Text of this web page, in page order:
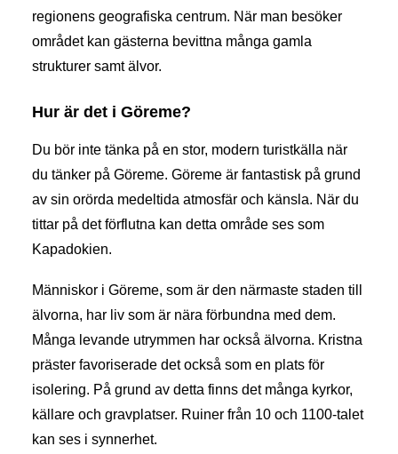
regionens geografiska centrum. När man besöker
området kan gästerna bevittna många gamla
strukturer samt älvor.
Hur är det i Göreme?
Du bör inte tänka på en stor, modern turistkälla när
du tänker på Göreme. Göreme är fantastisk på grund
av sin orörda medeltida atmosfär och känsla. När du
tittar på det förflutna kan detta område ses som
Kapadokien.
Människor i Göreme, som är den närmaste staden till
älvorna, har liv som är nära förbundna med dem.
Många levande utrymmen har också älvorna. Kristna
präster favoriserade det också som en plats för
isolering. På grund av detta finns det många kyrkor,
källare och gravplatser. Ruiner från 10 och 1100-talet
kan ses i synnerhet.